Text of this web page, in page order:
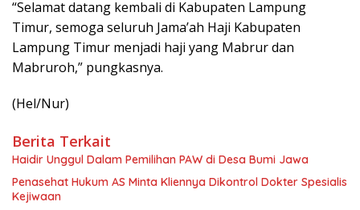
“Selamat datang kembali di Kabupaten Lampung
Timur, semoga seluruh Jama’ah Haji Kabupaten
Lampung Timur menjadi haji yang Mabrur dan
Mabruroh,” pungkasnya.
(Hel/Nur)
Berita Terkait
Haidir Unggul Dalam Pemilihan PAW di Desa Bumi Jawa
Penasehat Hukum AS Minta Kliennya Dikontrol Dokter Spesialis
Kejiwaan